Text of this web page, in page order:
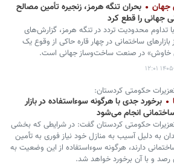
جهان
بحران تنگه هرمز، زنجیره تأمین مصالح
جهانی را قطع کرد
تداوم محدودیت تردد در تنگه هرمز، گزارش‌های
بازارهای ساختمانی در چهار قاره حاکی از وقوع یک
خاوش» در صنعت ساخت‌وساز جهانی است.
۱۲:۰۱
حکومتی کردستان:
برخورد جدی با هرگونه سوءاستفاده در بازار
انجام می‌شود
حکومتی کردستان گفت: در شرایطی که بخشی
به‌ دلیل آسیب به منازل خود نیاز فوری به تأمین
دارند، هرگونه سوءاستفاده از این وضعیت به‌
و با آن برخورد خواهد شد.